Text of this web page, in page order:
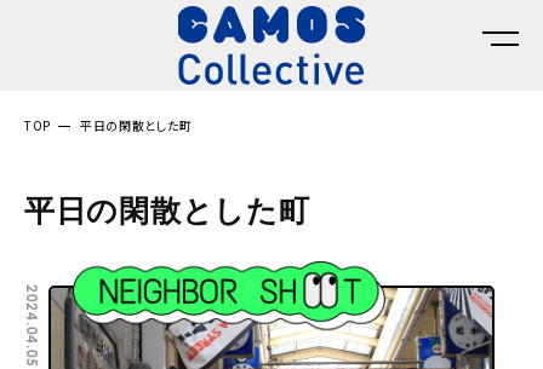
TOP 平日の閑散とした町
平日の閑散とした町
2024.04.05